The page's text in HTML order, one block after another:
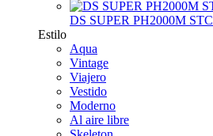
DS SUPER PH2000M STC
Estilo
Aqua
Vintage
Viajero
Vestido
Moderno
Al aire libre